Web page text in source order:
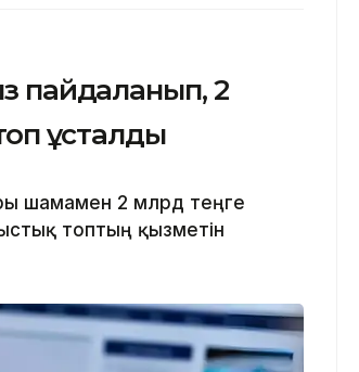
пайдаланып, 2
ұсталды
шамамен 2 млрд теңге
топтың қызметін